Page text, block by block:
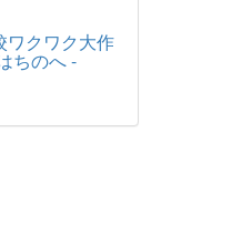
ワクワク大作
ちのへ -